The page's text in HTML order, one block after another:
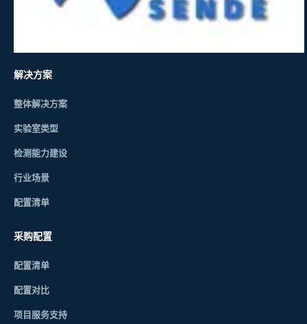
解决方案
整体解决方案
实验室类型
检测能力建设
行业场景
配置清单
采购配置
配置清单
配置对比
项目服务支持